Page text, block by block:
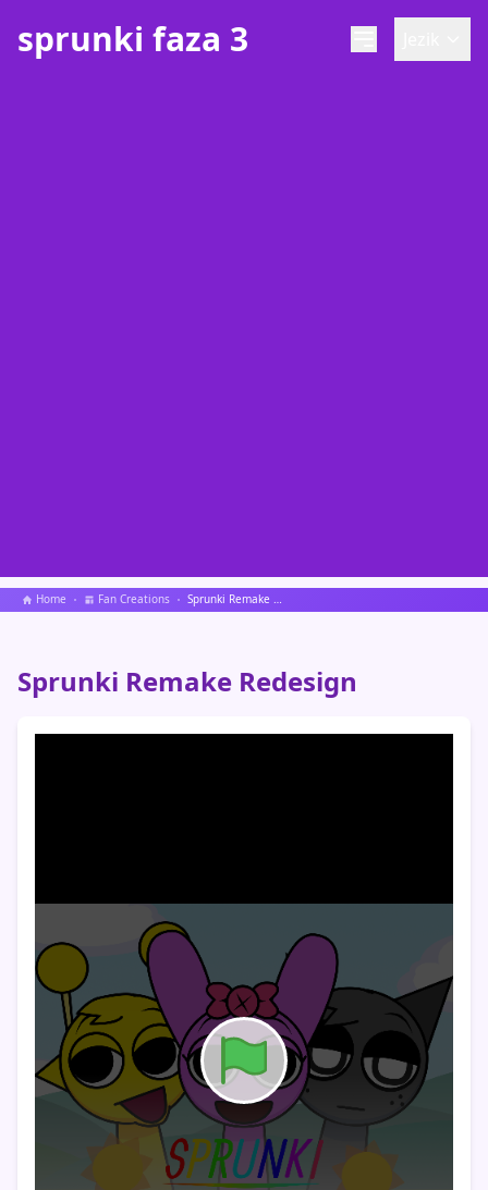
sprunki faza 3
Home Fan Creations Sprunki Remake Redesign
Sprunki Remake Redesign